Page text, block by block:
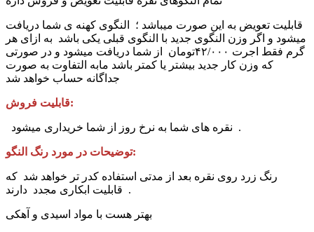
قابلیت تعویض به این صورت میباشد ؛ النگوی کهنه ی شما دریافت
میشود و اگر وزن النگوی جدید با النگوی قبلی یکی باشد به ازای هر
گرم فقط اجرت ۴۲/۰۰۰تومان از شما دریافت میشود و در صورتی
که وزن کار جدید بیشتر یا کمتر باشد مابه التفاوت به صورت
قابلیت فروش:
نقره های شما به نرخ روز از شما خریداری میشود .
توضیحات در مورد رنگ النگو:
رنگ‌ زرد روی نقره بعد از مدتی استفاده کدر تر خواهد شد که
قابلیت ابکاری مجدد دارند .